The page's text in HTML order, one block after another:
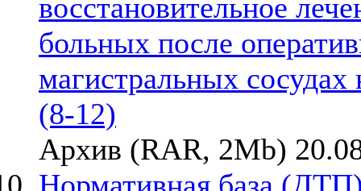
восстановительное
больных после
магистральных сосудах
(8-12)
Архив (RAR, 2Mb)